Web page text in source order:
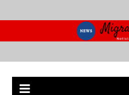
al